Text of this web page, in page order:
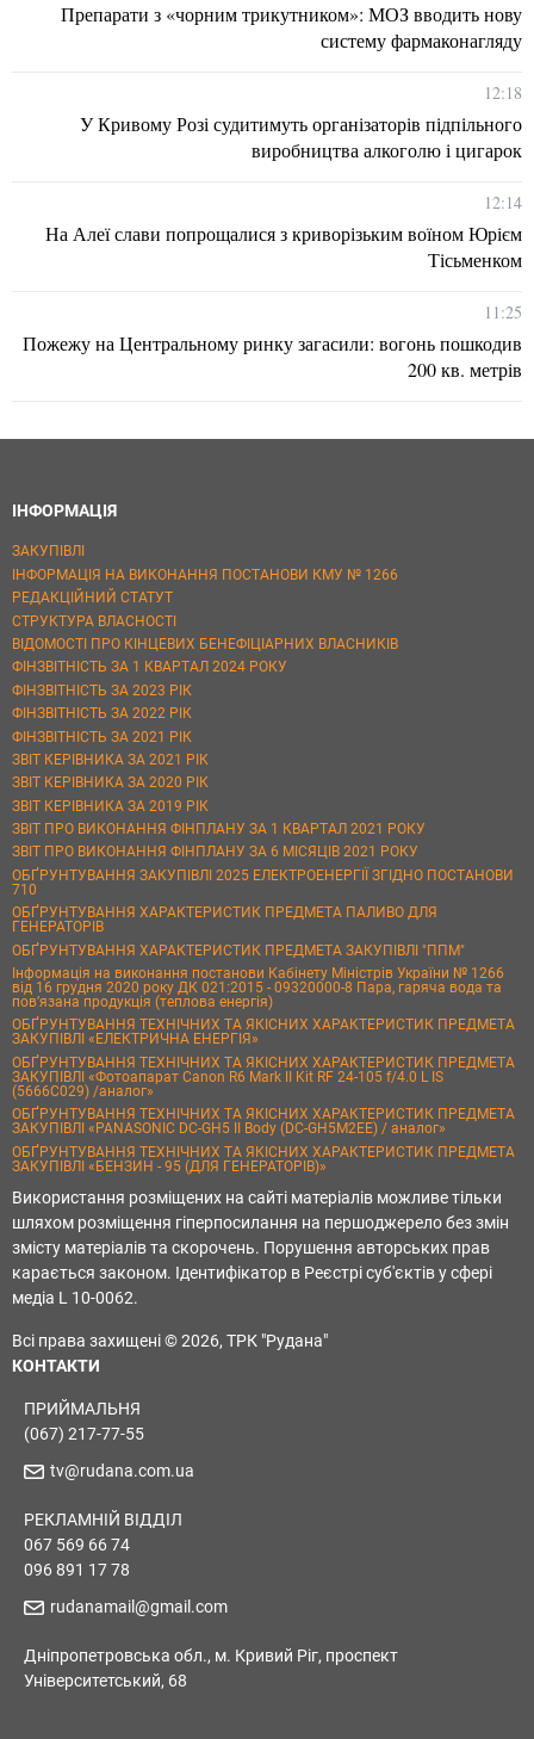
Препарати з «чорним трикутником»: МОЗ вводить нову
систему фармаконагляду
12:18
У Кривому Розі судитимуть організаторів підпільного
виробництва алкоголю і цигарок
12:14
На Алеї слави попрощалися з криворізьким воїном Юрієм
Тісьменком
11:25
Пожежу на Центральному ринку загасили: вогонь пошкодив
200 кв. метрів
ІНФОРМАЦІЯ
ЗАКУПІВЛІ
ІНФОРМАЦІЯ НА ВИКОНАННЯ ПОСТАНОВИ КМУ № 1266
РЕДАКЦІЙНИЙ СТАТУТ
СТРУКТУРА ВЛАСНОСТІ
ВІДОМОСТІ ПРО КІНЦЕВИХ БЕНЕФІЦІАРНИХ ВЛАСНИКІВ
ФІНЗВІТНІСТЬ ЗА 1 КВАРТАЛ 2024 РОКУ
ФІНЗВІТНІСТЬ ЗА 2023 РІК
ФІНЗВІТНІСТЬ ЗА 2022 РІК
ФІНЗВІТНІСТЬ ЗА 2021 РІК
ЗВІТ КЕРІВНИКА ЗА 2021 РІК
ЗВІТ КЕРІВНИКА ЗА 2020 РІК
ЗВІТ КЕРІВНИКА ЗА 2019 РІК
ЗВІТ ПРО ВИКОНАННЯ ФІНПЛАНУ ЗА 1 КВАРТАЛ 2021 РОКУ
ЗВІТ ПРО ВИКОНАННЯ ФІНПЛАНУ ЗА 6 МІСЯЦІВ 2021 РОКУ
ОБҐРУНТУВАННЯ ЗАКУПІВЛІ 2025 ЕЛЕКТРОЕНЕРГІЇ ЗГІДНО ПОСТАНОВИ
710
ОБҐРУНТУВАННЯ ХАРАКТЕРИСТИК ПРЕДМЕТА ПАЛИВО ДЛЯ
ГЕНЕРАТОРІВ
ОБҐРУНТУВАННЯ ХАРАКТЕРИСТИК ПРЕДМЕТА ЗАКУПІВЛІ "ППМ"
Інформація на виконання постанови Кабінету Міністрів України № 1266
від 16 грудня 2020 року ДК 021:2015 - 09320000-8 Пара, гаряча вода та
пов’язана продукція (теплова енергія)
ОБҐРУНТУВАННЯ ТЕХНІЧНИХ ТА ЯКІСНИХ ХАРАКТЕРИСТИК ПРЕДМЕТА
ЗАКУПІВЛІ «ЕЛЕКТРИЧНА ЕНЕРГІЯ»
ОБҐРУНТУВАННЯ ТЕХНІЧНИХ ТА ЯКІСНИХ ХАРАКТЕРИСТИК ПРЕДМЕТА
ЗАКУПІВЛІ «Фотоапарат Canon R6 Mark II Kit RF 24-105 f/4.0 L IS
(5666C029) /аналог»
ОБҐРУНТУВАННЯ ТЕХНІЧНИХ ТА ЯКІСНИХ ХАРАКТЕРИСТИК ПРЕДМЕТА
ЗАКУПІВЛІ «PANASONIC DC-GH5 II Body (DC-GH5M2EE) / аналог»
ОБҐРУНТУВАННЯ ТЕХНІЧНИХ ТА ЯКІСНИХ ХАРАКТЕРИСТИК ПРЕДМЕТА
ЗАКУПІВЛІ «БЕНЗИН - 95 (ДЛЯ ГЕНЕРАТОРІВ)»
Використання розміщених на сайті матеріалів можливе тільки
шляхом розміщення гіперпосилання на першоджерело без змін
змісту матеріалів та скорочень. Порушення авторських прав
карається законом. Ідентифікатор в Реєстрі суб'єктів у сфері
медіа L 10-0062.
Всі права захищені © 2026, ТРК "Рудана"
КОНТАКТИ
ПРИЙМАЛЬНЯ
(067) 217-77-55
tv@rudana.com.ua
РЕКЛАМНІЙ ВІДДІЛ
067 569 66 74
096 891 17 78
rudanamail@gmail.com
Дніпропетровська обл., м. Кривий Ріг, проспект
Університетський, 68